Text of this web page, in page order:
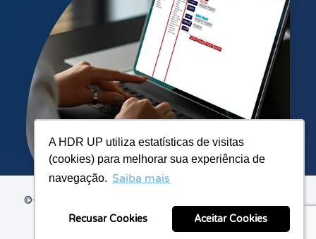
A HDR UP utiliza estatísticas de visitas
(cookies) para melhorar sua experiência de
navegação. Saiba mais
Recusar Cookies Aceitar Cookies
A HDR UP utiliza estatísticas de visitas
(cookies) para melhorar sua experiência de
navegação. Saiba mais
Recusar Cookies Aceitar Cookies
©+2026 HDR UP. Todos os
direitos reservados.